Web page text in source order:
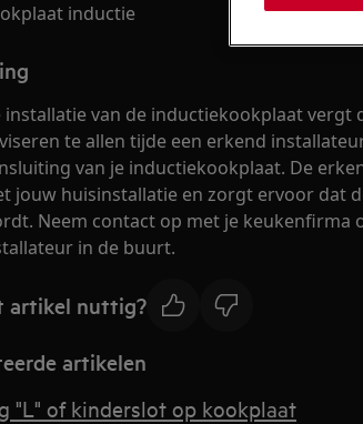
inductie
installatie van de inductiekookplaat vergt
te allen tijde een erkend
van je inductiekookplaat. De
jouw huisinstallatie en zorgt ervoor dat
Neem contact op met je keukenfirma
in de buurt.
artikel nuttig?
artikelen
"L" of kinderslot op kookplaat